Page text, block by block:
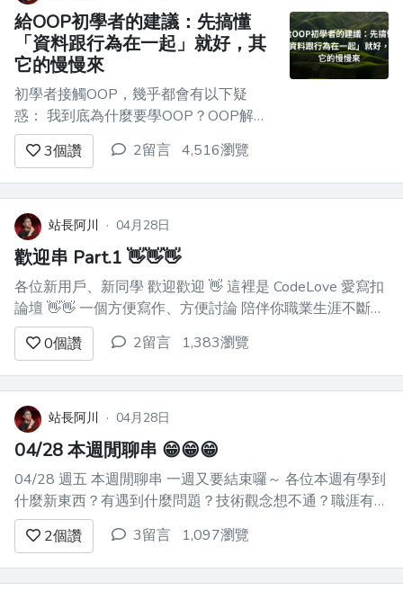
給OOP初學者的建議：先搞懂
「資料跟行為在一起」就好，其
它的慢慢來
初學者接觸OOP，幾乎都會有以下疑
惑： 我到底為什麼要學OOP？OOP解決
了什麼問題？書上這些範例就算不用
OOP也寫得出來吧？ 然後覺得「繼
承」、「多型」、「介面」、「抽象類
別」等等的名詞很難，覺得OOP很難。
其實這些名詞雖然重要，但對新手來說，
3個讚 2留言 4,516瀏覽
站長阿川 · 04月28日
歡迎串 Part.1 👋👋👋
各位新用戶、新同學 歡迎歡迎 👋 這裡是 CodeLove 愛寫扣
論壇 👋👋 一個方便寫作、方便討論 陪伴你職業生涯不斷成
長的地方 👋👋👋 --- 歡迎最近新註冊的用戶
@ga2006135619 @Neko0xff @weihsiang120 @Paul
@Svetlvjl...
0個讚 2留言 1,383瀏覽
站長阿川 · 04月28日
04/28 本週閒聊串 😁😁😁
04/28 週五 本週閒聊串 一週又要結束囉～ 各位本週有學到
什麼新東西？有遇到什麼問題？技術觀念想不通？職涯有迷
惘？ 歡迎留言分享 😁😁😁 --- 特別要 cue 三位完成 JS 九系
2個讚 3留言 1,097瀏覽